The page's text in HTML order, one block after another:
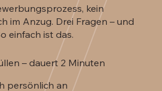
kein
im Anzug. Drei Fragen – und
einfach ist das.
– dauert 2 Minuten
persönlich an